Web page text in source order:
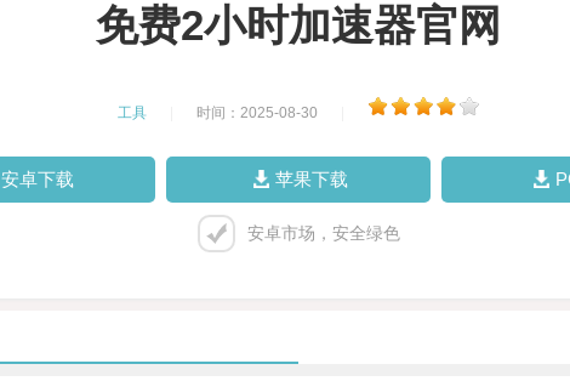
免费2小时加速器官网
工具 时间：2025-08-30
安卓下载 苹果下载
安卓市场，安全绿色